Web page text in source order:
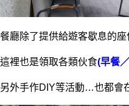
餐廳除了提供給遊客歇息的座
這裡也是領取各類伙食(早餐
另外手作DIY等活動…也都會